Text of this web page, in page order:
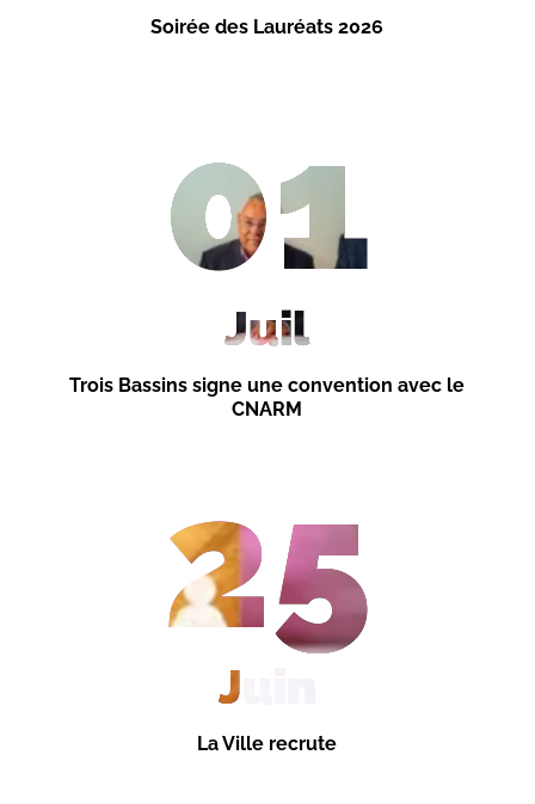
Soirée des Lauréats 2026
Trois Bassins signe une convention avec le
CNARM
01
Juil
La Ville recrute
25
Juin